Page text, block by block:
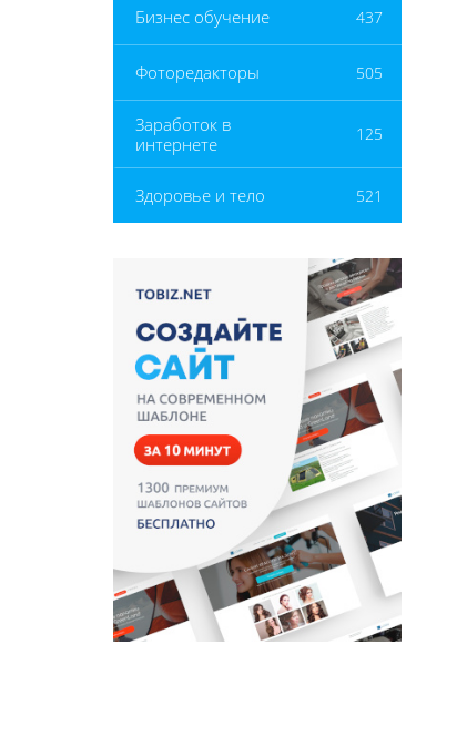
Бизнес обучение 437
Фоторедакторы 505
Заработок в
интернете
125
Здоровье и тело 521